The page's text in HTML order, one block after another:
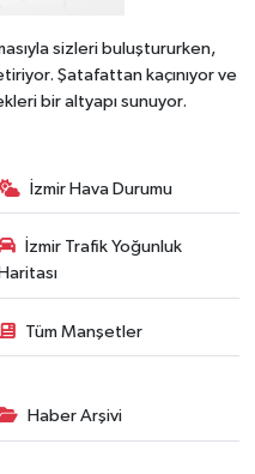
sizleri buluştururken,
Şatafattan kaçınıyor ve
bir altyapı sunuyor.
İzmir Hava Durumu
İzmir Trafik Yoğunluk
Haritası
Tüm Manşetler
Haber Arşivi